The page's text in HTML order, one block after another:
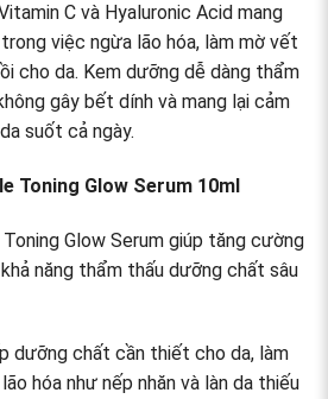
C và Hyaluronic Acid mang
việc ngừa lão hóa, làm mờ vết
cho da. Kem dưỡng dễ dàng thẩm
gây bết dính và mang lại cảm
suốt cả ngày.
Toning Glow Serum 10ml
Glow Serum giúp tăng cường
năng thẩm thấu dưỡng chất sâu
dưỡng chất cần thiết cho da, làm
hóa như nếp nhăn và làn da thiếu